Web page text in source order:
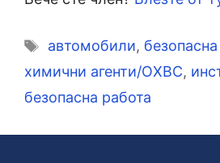
Етикети
автомобили,
химични агенти/ОХВС,
безопасна работа